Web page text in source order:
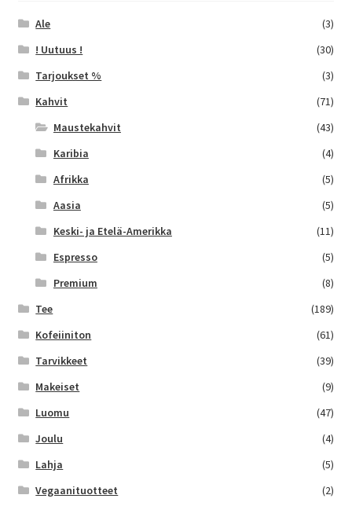
Ale
(3)
! Uutuus !
(30)
Tarjoukset %
(3)
Kahvit
(71)
Maustekahvit
(43)
Karibia
(4)
Afrikka
(5)
Aasia
(5)
Keski- ja Etelä-Amerikka
(11)
Espresso
(5)
Premium
(8)
Tee
(189)
Kofeiiniton
(61)
Tarvikkeet
(39)
Makeiset
(9)
Luomu
(47)
Joulu
(4)
Lahja
(5)
Vegaanituotteet
(2)